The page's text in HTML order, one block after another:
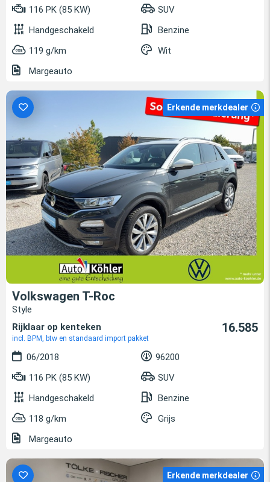
116 PK (85 KW)
SUV
Handgeschakeld
Benzine
119 g/km
Wit
Margeauto
Erkende merkdealer
Volkswagen T-Roc
Style
Rijklaar op kenteken
incl. BPM, btw en standaard import pakket
16.585
06/2018
96200
116 PK (85 KW)
SUV
Handgeschakeld
Benzine
118 g/km
Grijs
Margeauto
Erkende merkdealer